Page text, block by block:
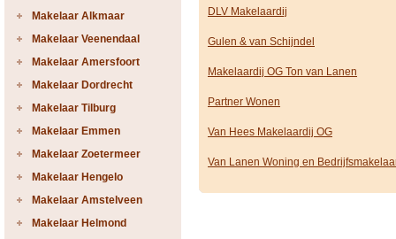
Makelaar Alkmaar
Makelaar Veenendaal
Makelaar Amersfoort
Makelaar Dordrecht
Makelaar Tilburg
Makelaar Emmen
Makelaar Zoetermeer
Makelaar Hengelo
Makelaar Amstelveen
Makelaar Helmond
DLV Makelaardij
Gulen & van Schijndel
Makelaardij OG Ton van Lanen
Partner Wonen
Van Hees Makelaardij OG
Van Lanen Woning en